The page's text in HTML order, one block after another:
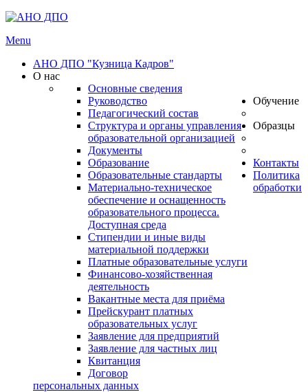
Menu
АНО ДПО "Кузница Кадров"
О нас
Основные сведения
Руководство
Педагогический состав
Структура и органы управления
образовательной организацией
Документы
Образование
Образовательные стандарты
Материально-техническое
обеспечение и оснащенность
образовательного процесса.
Доступная среда
Стипендии и иные виды
материальной поддержки
Платные образовательные услуги
Финансово-хозяйственная
деятельность
Вакантные места для приёма
Обучение
Прейскурант платных
образовательных услуг
Образцы
Заявление для предприятий
Заявление для частных лиц
Квитанция
Договор
Контакты
Политика
обработки
персональных данных